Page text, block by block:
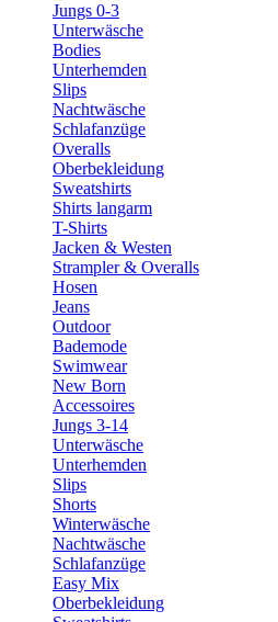
Jungs 0-3
Unterwäsche
Bodies
Unterhemden
Slips
Nachtwäsche
Schlafanzüge
Overalls
Oberbekleidung
Sweatshirts
Shirts langarm
T-Shirts
Jacken & Westen
Strampler & Overalls
Hosen
Jeans
Outdoor
Bademode
Swimwear
New Born
Accessoires
Jungs 3-14
Unterwäsche
Unterhemden
Slips
Shorts
Winterwäsche
Nachtwäsche
Schlafanzüge
Easy Mix
Oberbekleidung